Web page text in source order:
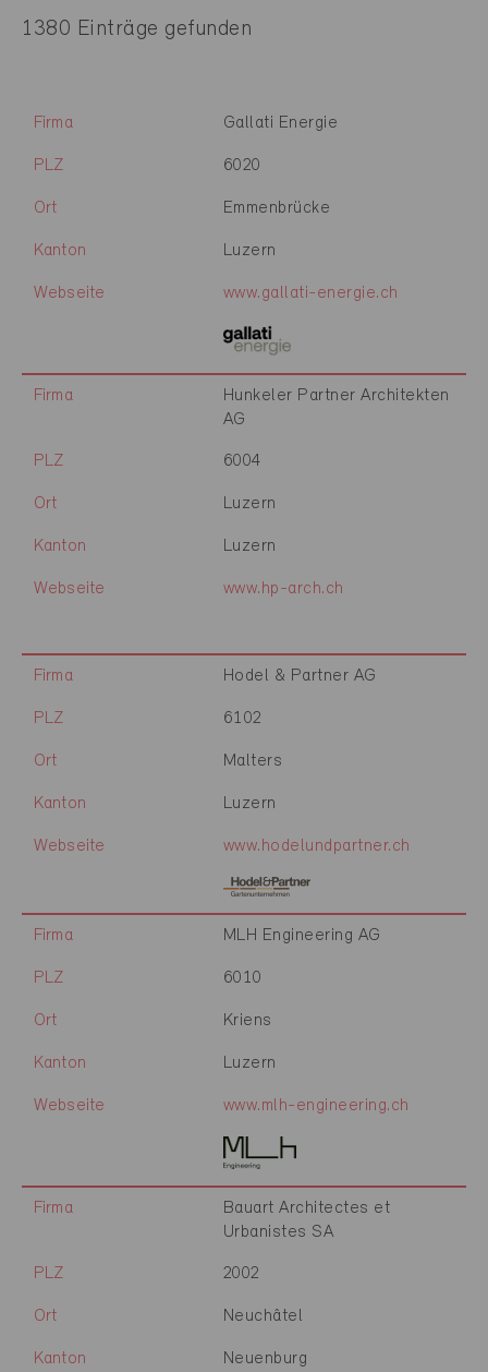
1380 Einträge gefunden
Firma Gallati Energie
PLZ 6020
Ort Emmenbrücke
Kanton Luzern
Webseite www.gallati-energie.ch
Firma
Hunkeler Partner Architekten
AG
PLZ 6004
Ort Luzern
Kanton Luzern
Webseite www.hp-arch.ch
Firma Hodel & Partner AG
PLZ 6102
Ort Malters
Kanton Luzern
Webseite www.hodelundpartner.ch
Firma MLH Engineering AG
PLZ 6010
Ort Kriens
Kanton Luzern
Webseite www.mlh-engineering.ch
Firma
Bauart Architectes et
Urbanistes SA
PLZ 2002
Ort Neuchâtel
Kanton Neuenburg